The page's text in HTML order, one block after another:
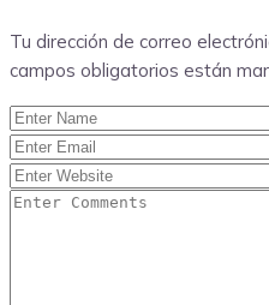
Tu dirección de correo
campos obligatorios están